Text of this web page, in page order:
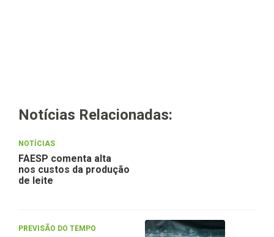
Notícias Relacionadas:
NOTÍCIAS
FAESP comenta alta
nos custos da produção
de leite
PREVISÃO DO TEMPO